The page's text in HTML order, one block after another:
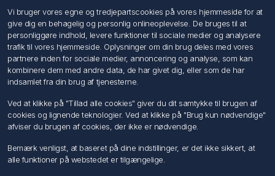
Søg
Min konto
Min konto
Ordrer
Adresser
Ansøg om Sælger konto
Følg os
Vi bruger vores egne og tredjepartscookies på vores hjemmeside for at
give dig en behagelig og personlig onlineoplevelse. De bruges til at
personliggøre indhold, levere funktioner til sociale medier og analysere
trafik til vores hjemmeside. Oplysninger om din brug deles med vores
partnere inden for sociale medier, annoncering og analyse, som kan
kombinere dem med andre data, de har givet dig, eller som de har
indsamlet fra din brug af tjenesterne.
Ved at klikke på "Tillad alle cookies" giver du dit samtykke til brugen af
cookies og lignende teknologier. Ved at klikke på "Brug kun nødvendige"
afviser du brugen af cookies, der ikke er nødvendige.
Bemærk venligst, at baseret på dine indstillinger, er det ikke sikkert, at
alle funktioner på webstedet er tilgængelige.